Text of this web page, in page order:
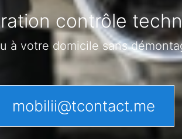
contrôle
à votre domicile sans
mobilii@tcontact.me